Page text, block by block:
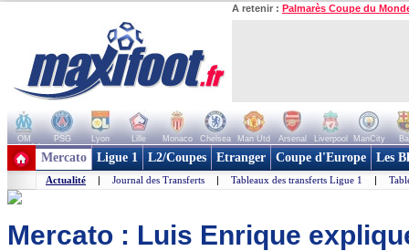
A retenir : Palmarès Coupe du
OM PSG Lyon Lille Monaco Chelsea Man Utd Arsenal Liverpool ManCity
+ de clubs
Mercato Ligue 1 L2/Coupes Etranger Coupe d'Europe Les
Actualité | Journal des Transferts | Tableaux des transferts Ligue 1 |
Mercato : Luis Enrique